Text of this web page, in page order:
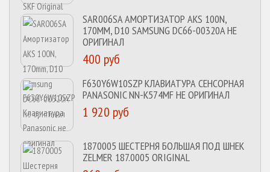
SAR006SA АМОРТИЗАТОР AKS 100N,
170MM, D10 SAMSUNG DC66-00320A НЕ
ОРИГИНАЛ
400 руб
F630Y6W10SZP КЛАВИАТУРА СЕНСОРНАЯ
PANASONIC NN-K574MF НЕ ОРИГИНАЛ
1 920 руб
1870005 ШЕСТЕРНЯ БОЛЬШАЯ ПОД ШНЕК
ZELMER 187.0005 ORIGINAL